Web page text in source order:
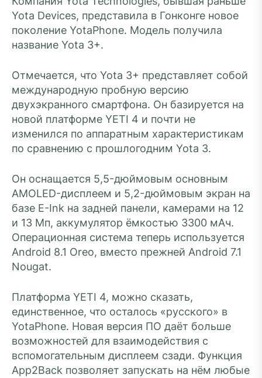
Yota Devices, представила в Гонконге новое
поколение YotaPhone. Модель получила
название Yota 3+.
Отмечается, что Yota 3+ представляет собой
международную пробную версию
двухэкранного смартфона. Он базируется на
новой платформе YETI 4 и почти не
изменился по аппаратным характеристикам
по сравнению с прошлогодним Yota 3.
Он оснащается 5,5-дюймовым основным
AMOLED-дисплеем и 5,2-дюймовым экран на
базе E-Ink на задней панели, камерами на 12
и 13 Мп, аккумулятор ёмкостью 3300 мАч.
Операционная система теперь используется
Android 8.1 Oreo, вместо прежней Android 7.1
Nougat.
Платформа YETI 4, можно сказать,
единственное, что осталось «русского» в
YotaPhone. Новая версия ПО даёт больше
возможностей для взаимодействия с
вспомогательным дисплеем сзади. Функция
App2Back позволяет запускать на нём любые